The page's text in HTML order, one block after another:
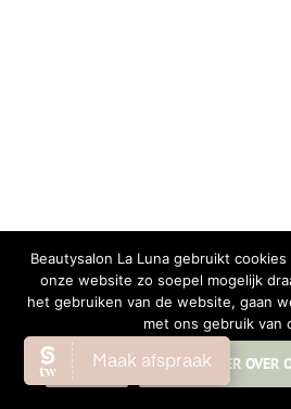
Beautysalon La Luna gebruikt
onze website zo soepel mogelijk
het gebruiken van de website, gaan
met ons gebruik van
OK LEES MEER OVER